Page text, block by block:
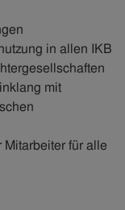
in allen IKB
mit
für alle